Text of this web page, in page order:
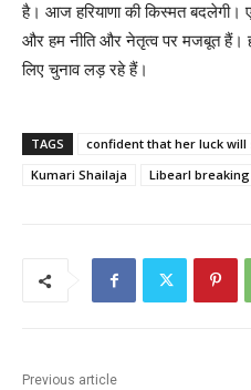
है। आज हरियाणा की किस्मत बदलेगी।
और हम नीति और नेतृत्व पर मजबूत हैं।
लिए चुनाव लड़ रहे हैं।
TAGS confident that her luck will
Kumari Shailaja
Libearl breaking
Previous article